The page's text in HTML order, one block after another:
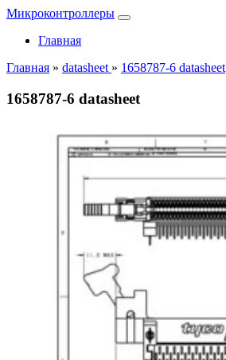
Микроконтроллеры
Главная
Главная » datasheet » 1658787-6 datasheet
1658787-6 datasheet